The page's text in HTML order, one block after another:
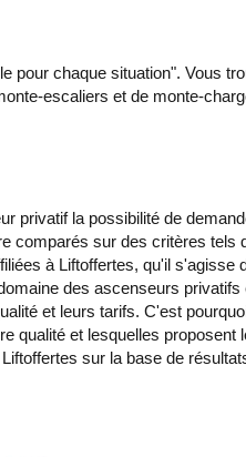
pour chaque situation". Vous
escaliers et de monte-
privatif la possibilité de
comparés sur des critères tels
à Liftoffertes, qu'il s'agisse
des ascenseurs privatifs
et leurs tarifs. C'est
qualité et lesquelles proposent
sur la base de